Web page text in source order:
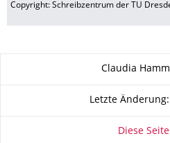
Copyright: Schreibzentrum der TU
Zu dieser SeiteClaudia
Letzte
Diese